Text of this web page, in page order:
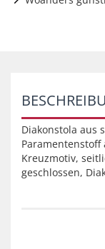
Diakonstola aus
Paramentenstoff
Kreuzmotiv,
geschlossen,